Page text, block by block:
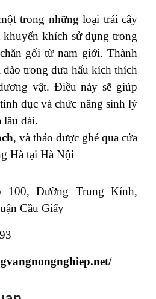
trong những loại trái cây
khuyến khích sử dụng trong
gối từ nam giới. Thành
trong dưa hấu kích thích
vật. Điều này sẽ giúp
dục và chức năng sinh lý
lâu dài.
, và thảo dược ghé qua cửa
Hà tại Hà Nội
100, Đường Trung Kính,
Cầu Giấy